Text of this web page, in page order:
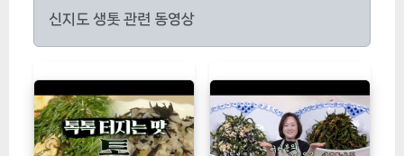
신지도 생톳 관련 동영상